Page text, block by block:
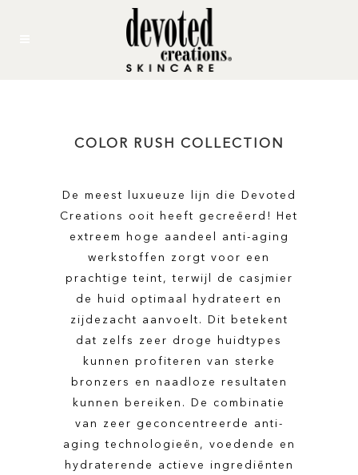
COLOR RUSH COLLECTION
De meest luxueuze lijn die Devoted
Creations ooit heeft gecreëerd! Het
extreem hoge aandeel anti-aging
werkstoffen zorgt voor een
prachtige teint, terwijl de casjmier
de huid optimaal hydrateert en
zijdezacht aanvoelt. Dit betekent
dat zelfs zeer droge huidtypes
kunnen profiteren van sterke
bronzers en naadloze resultaten
kunnen bereiken. De combinatie
van zeer geconcentreerde anti-
aging technologieën, voedende en
hydraterende actieve ingrediënten